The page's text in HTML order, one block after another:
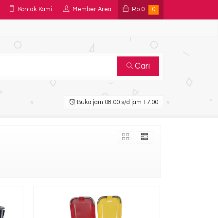
Kontak Kami Member Area Rp 0 0
Cari
Buka jam 08.00 s/d jam 17.00